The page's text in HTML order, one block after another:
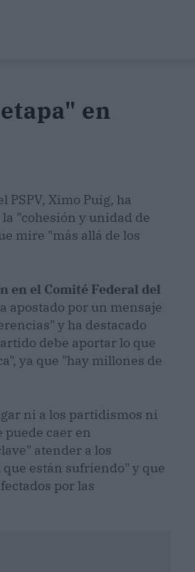
en
Ximo Puig, ha
"cohesión y unidad de
mire "más allá de los
en el Comité Federal del
apostado por un mensaje
y ha destacado
debe aportar lo que
ya que "hay millones de
ni a los partidismos ni
caer en
atender a los
están sufriendo" y que
por las